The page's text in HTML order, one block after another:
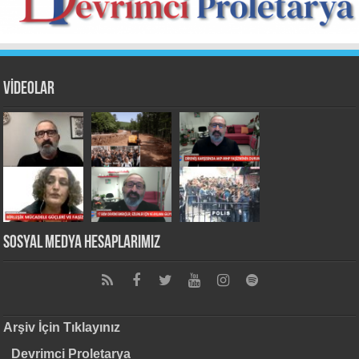
VİDEOLAR
Sosyal Medya Hesaplarımız
Arşiv İçin Tıklayınız
Devrimci Proletarya